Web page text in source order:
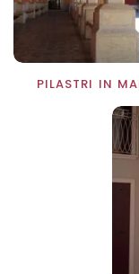
PILASTRI IN